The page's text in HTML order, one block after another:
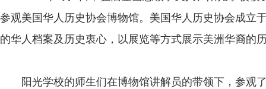
参观美国华人历史协会博物馆。美国华人历史协会成立
的华人档案及历史衷心，以展览等方式展示美洲华裔的
阳光学校的师生们在博物馆讲解员的带领下，参观了